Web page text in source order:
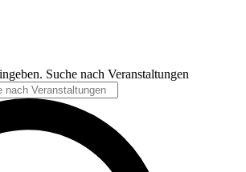
Suche nach Veranstaltungen